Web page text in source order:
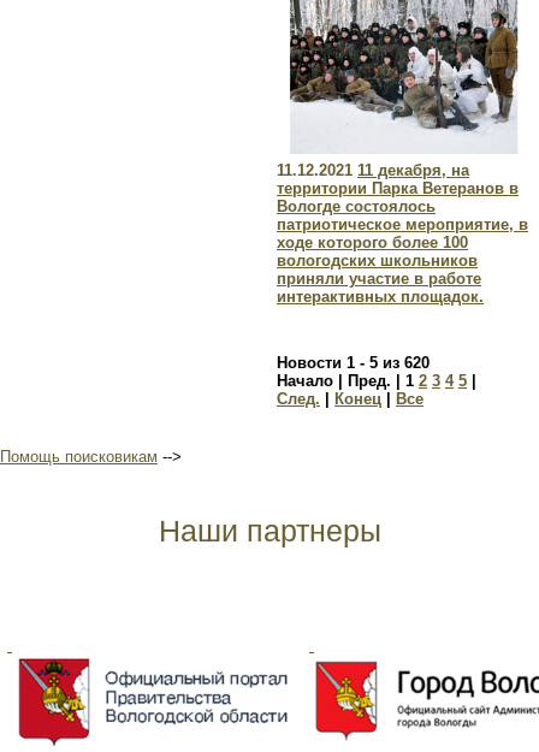
11.12.2021 11 декабря, на
территории Парка Ветеранов в
Вологде состоялось
патриотическое мероприятие, в
ходе которого более 100
вологодских школьников
приняли участие в работе
интерактивных площадок.
Новости 1 - 5 из 620
Начало | Пред. | 1 2 3 4 5
След.
Конец Все
Помощь поисковикам -->
Наши партнеры